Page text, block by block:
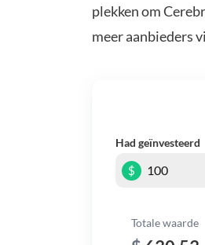
plekken om
meer aanbieders
Had geïnvesteerd
$
Totale waarde